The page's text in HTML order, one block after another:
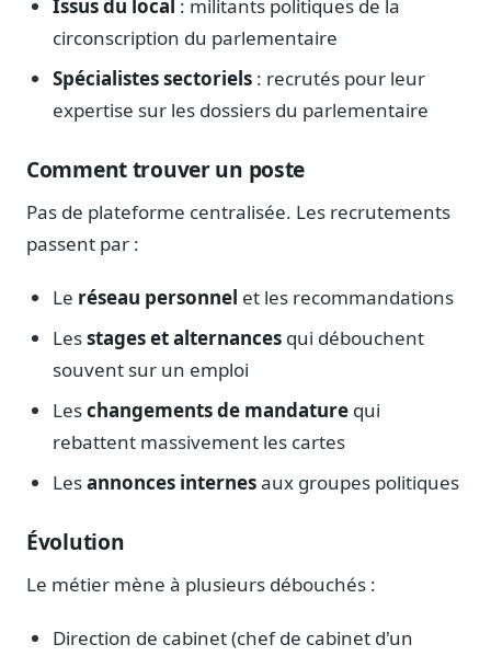
Issus du local : militants politiques de la
circonscription du parlementaire
Spécialistes sectoriels : recrutés pour leur
expertise sur les dossiers du parlementaire
Comment trouver un poste
Pas de plateforme centralisée. Les recrutements
passent par :
Le réseau personnel et les recommandations
Lesstages et alternances qui débouchent
souvent sur un emploi
Leschangements de mandature qui
rebattent massivement les cartes
Lesannonces internesaux groupes politiques
Évolution
Le métier mène à plusieurs débouchés :
Direction de cabinet (chef de cabinet d'un